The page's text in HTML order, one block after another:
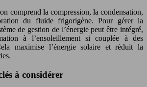
comprend la compression, la condensation,
du fluide frigorigène. Pour gérer la
de gestion de l’énergie peut être intégré,
à l’ensoleillement si couplée à des
maximise l’énergie solaire et réduit la
à considérer